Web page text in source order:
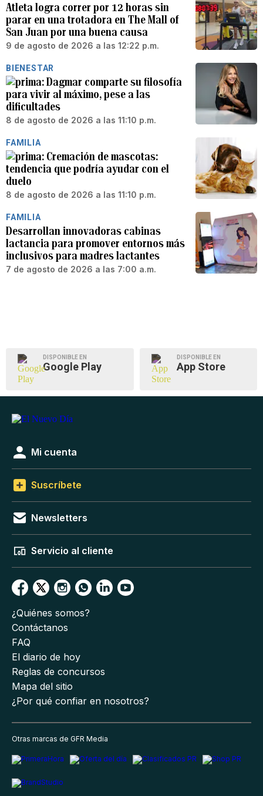
Atleta logra correr por 12 horas sin
parar en una trotadora en The Mall of
San Juan por una buena causa
9 de agosto de 2026 a las 12:22 p.m.
BIENESTAR
Dagmar comparte su filosofía
para vivir al máximo, pese a las
dificultades
8 de agosto de 2026 a las 11:10 p.m.
FAMILIA
Cremación de mascotas:
tendencia que podría ayudar con el
duelo
8 de agosto de 2026 a las 11:10 p.m.
FAMILIA
Desarrollan innovadoras cabinas
lactancia para promover entornos más
inclusivos para madres lactantes
7 de agosto de 2026 a las 7:00 a.m.
DISPONIBLE EN
Google Play
DISPONIBLE EN
App Store
Mi cuenta
Suscríbete
Newsletters
Servicio al cliente
¿Quiénes somos?
Contáctanos
FAQ
El diario de hoy
Reglas de concursos
Mapa del sitio
¿Por qué confiar en nosotros?
Otras marcas de GFR Media